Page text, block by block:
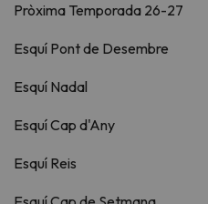
Pròxima Temporada 26-27
Esquí Pont de Desembre
Esquí Nadal
Esquí Cap d'Any
Esquí Reis